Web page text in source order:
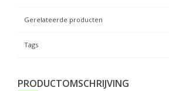
Gerelateerde producten
Tags
PRODUCTOMSCHRIJVING